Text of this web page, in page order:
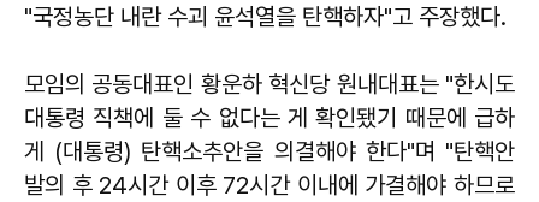
"국정농단 내란 수괴 윤석열을 탄핵하자"고 주장했다.
모임의 공동대표인 황운하혁신당 원내대표는 "한시도
대통령 직책에 둘 수 없다는 게 확인됐기 때문에 급하
게 (대통령) 탄핵소추안을 의결해야 한다"며 "탄핵안
발의 후 24시간 이후 72시간 이내에 가결해야 하므로